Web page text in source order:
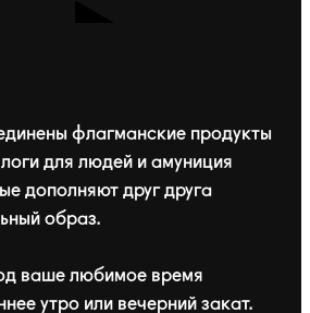
флагманские продукты
для людей и амуниция
дополняют друг друга
образ.
ваше любимое время
утро или вечерний закат.